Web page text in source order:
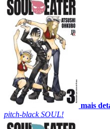
mais
pitch-black SOUL!